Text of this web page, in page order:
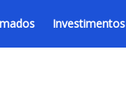
Investimentos